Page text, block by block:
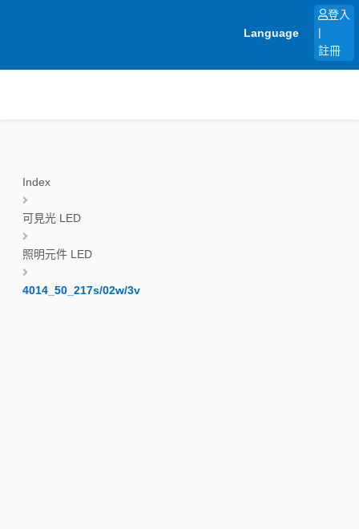
Language
登入
註冊
Index
可見光 LED
照明元件 LED
4014_50_217s/02w/3v